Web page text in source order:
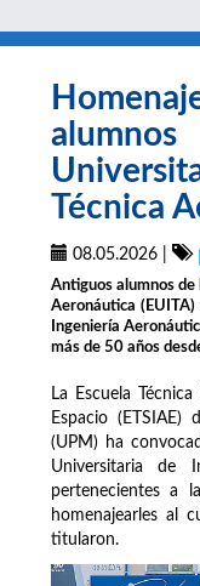
Técnica
08.05.2026
Antiguos alumnos de
Aeronáutica (EUITA)
Ingeniería
más de 50 años
La Escuela
Espacio
(UPM) ha
Universitaria de
pertenecientes a
homenajearles al
titularon.